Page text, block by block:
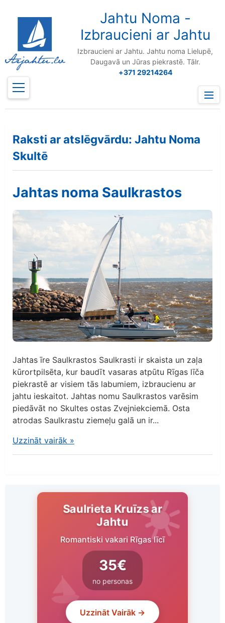
Jahtu Noma -
Izbraucieni ar Jahtu
Izbraucieni ar Jahtu. Jahtu noma Lielupē,
Daugavā un Jūras piekrastē. Tālr.
+371 29214264
Menu
Raksti ar atslēgvārdu: Jahtu Noma
Skultē
Jahtas noma Saulkrastos
Jahtas īre Saulkrastos Saulkrasti ir skaista un zaļa
kūrortpilsēta, kur baudīt vasaras atpūtu Rīgas līča
piekrastē ar visiem tās labumiem, izbraucienu ar
jahtu ieskaitot. Jahtas nomu Saulkrastos varēsim
piedāvāt no Skultes ostas Zvejniekciemā. Osta
atrodas Saulkrastu ziemeļu galā un ir...
Uzzināt vairāk »
Saulrieta Kruīzs ar
Jahtu
Romantiski vakari Rīgas līcī
35€
no personas
Uzzināt Vairāk →